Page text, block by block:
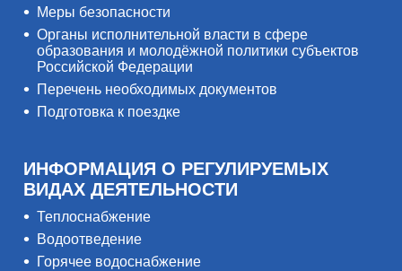
Меры безопасности
Органы исполнительной власти в сфере
образования и молодёжной политики субъектов
Российской Федерации
Перечень необходимых документов
Подготовка к поездке
ИНФОРМАЦИЯ О РЕГУЛИРУЕМЫХ
ВИДАХ ДЕЯТЕЛЬНОСТИ
Теплоснабжение
Водоотведение
Горячее водоснабжение